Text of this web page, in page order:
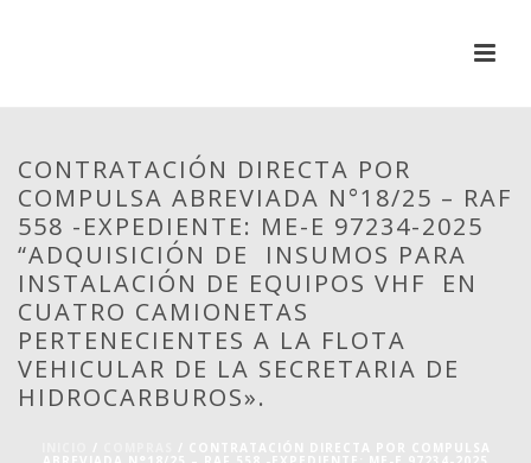
CONTRATACIÓN DIRECTA POR
COMPULSA ABREVIADA N°18/25 – RAF
558 -EXPEDIENTE: ME-E 97234-2025
“ADQUISICIÓN DE INSUMOS PARA
INSTALACIÓN DE EQUIPOS VHF EN
CUATRO CAMIONETAS
PERTENECIENTES A LA FLOTA
VEHICULAR DE LA SECRETARIA DE
HIDROCARBUROS».